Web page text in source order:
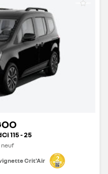
115 - 25
neuf
Crit'Air